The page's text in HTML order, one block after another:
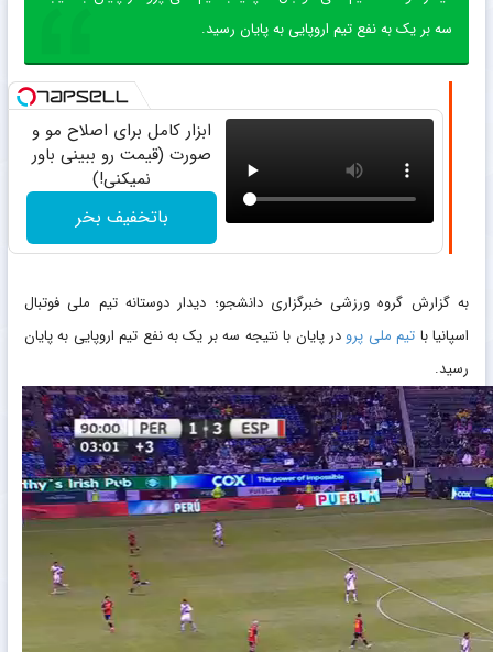
سه بر یک به نفع تیم اروپایی به پایان رسید.
ابزار کامل برای اصلاح مو و
صورت (قیمت رو ببینی باور
نمیکنی!)
باتخفیف بخر
به گزارش گروه ورزشی خبرگزاری دانشجو؛ دیدار دوستانه تیم ملی فوتبال
اسپانیا با تیم ملی پرو در پایان با نتیجه سه بر یک به نفع تیم اروپایی به پایان
رسید.